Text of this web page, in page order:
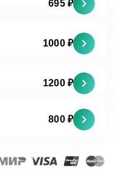
695 ₽
1000 ₽
1200 ₽
800 ₽